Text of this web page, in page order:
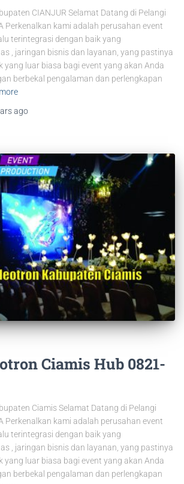
CIANJUR Selamat Datang di Pelangi
Perkenalkan kami adalah perusahan event
terintegrasi dengan baik yang
, jaringan bisnis dan layanan, yang pastinya
yang luar biasa bagi event yang akan Anda
berbekal pengalaman dan perlengkapan
ago
Ciamis Hub 0821-
Ciamis Selamat Datang di Pelangi
Perkenalkan kami adalah perusahan event
terintegrasi dengan baik yang
, jaringan bisnis dan layanan, yang pastinya
yang luar biasa bagi event yang akan Anda
berbekal pengalaman dan perlengkapan